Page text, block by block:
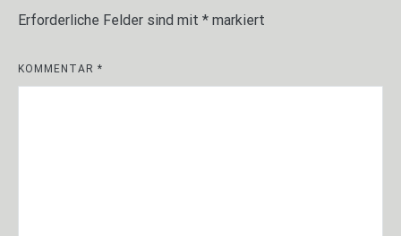
Erforderliche Felder sind mit * markiert
KOMMENTAR *